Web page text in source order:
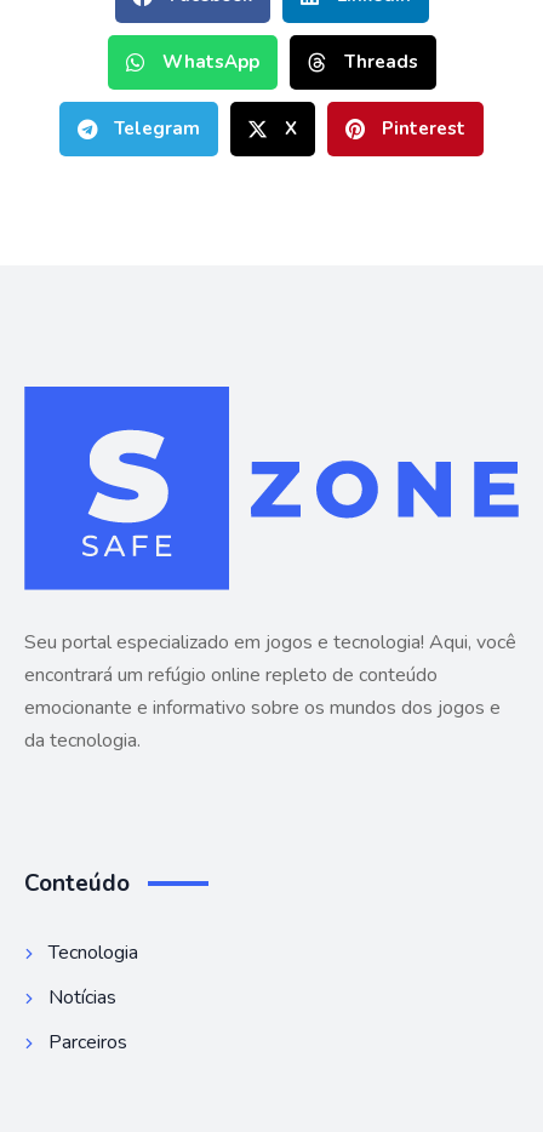
WhatsApp Threads
Telegram X Pinterest
Seu portal especializado em jogos e tecnologia! Aqui, você
encontrará um refúgio online repleto de conteúdo
emocionante e informativo sobre os mundos dos jogos e
da tecnologia.
Conteúdo
Tecnologia
Notícias
Parceiros